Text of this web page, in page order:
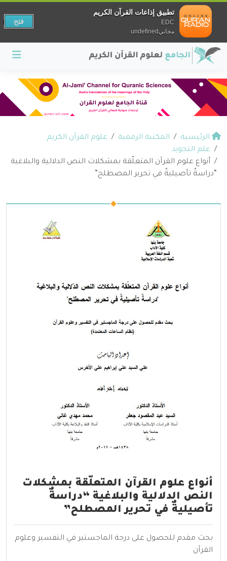
الرئيسية المكتبة الرقمية
علوم القرآن الكريم
علم التجويد
أنواع علوم القرآن المتعلّقة بمشكلات النص الدلالية والبلاغية
“دراسةٌ تأصيليةٌ في تحرير المصطلح”
أنواع علوم القرآن المتعلّقة بمشكلات
النص الدلالية والبلاغية “دراسةٌ
تأصيليةٌ في تحرير المصطلح”
بحث مقدم للحصول على درجة الماجستير في التفسير وعلوم
القرآن
تطبيق إذاعات القرآن الكريم
EDC
مجانيundefined
فتح